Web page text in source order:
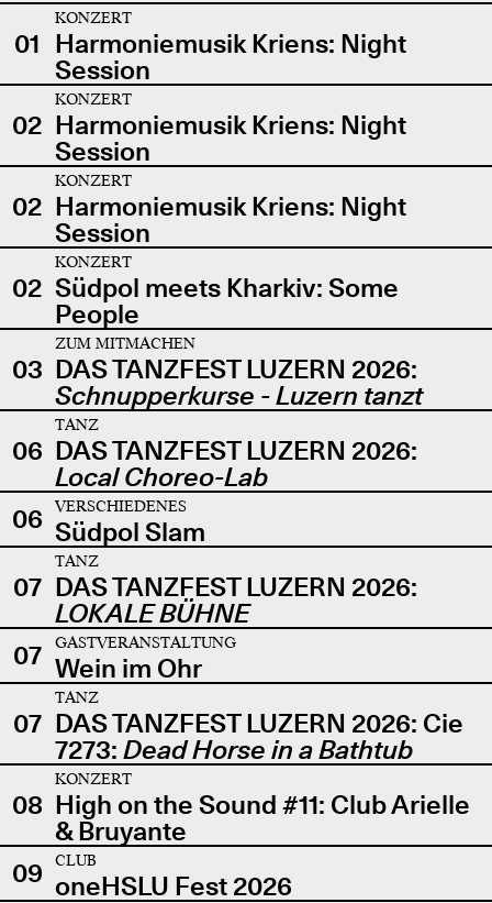
01
KONZERT
Harmoniemusik Kriens: Night
Session
02
KONZERT
Harmoniemusik Kriens: Night
Session
02
KONZERT
Harmoniemusik Kriens: Night
Session
02
KONZERT
Südpol meets Kharkiv: Some
People
03
ZUM MITMACHEN
DAS TANZFEST LUZERN 2026:
Schnupperkurse - Luzern tanzt
06
TANZ
DAS TANZFEST LUZERN 2026:
Local Choreo-Lab
06
VERSCHIEDENES
Südpol Slam
07
TANZ
DAS TANZFEST LUZERN 2026:
LOKALE BÜHNE
07
GASTVERANSTALTUNG
Wein im Ohr
07
TANZ
DAS TANZFEST LUZERN 2026: Cie
7273: Dead Horse in a Bathtub
08
KONZERT
High on the Sound #11: Club Arielle
& Bruyante
09
CLUB
oneHSLU Fest 2026